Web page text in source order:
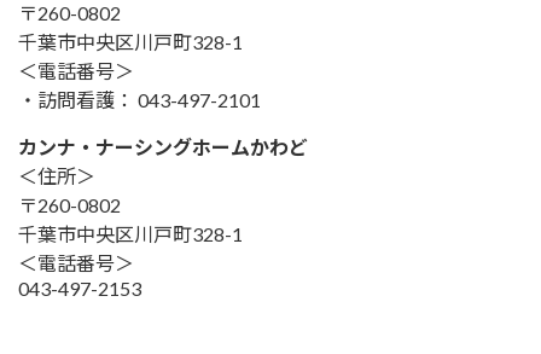
〒260-0802
千葉市中央区川戸町328-1
＜電話番号＞
・訪問看護： 043-497-2101
カンナ・ナーシングホームかわど
＜住所＞
〒260-0802
千葉市中央区川戸町328-1
＜電話番号＞
043-497-2153